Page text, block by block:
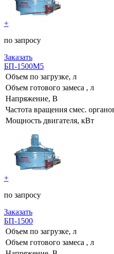
+
по запросу
Заказать
БП-1500М5
Объем по загрузке, л
Объем готового замеса , л
Напряжение, В
Частота вращения смес.
Мощность двигателя, кВт
+
по запросу
Заказать
БП-1500
Объем по загрузке, л
Объем готового замеса , л